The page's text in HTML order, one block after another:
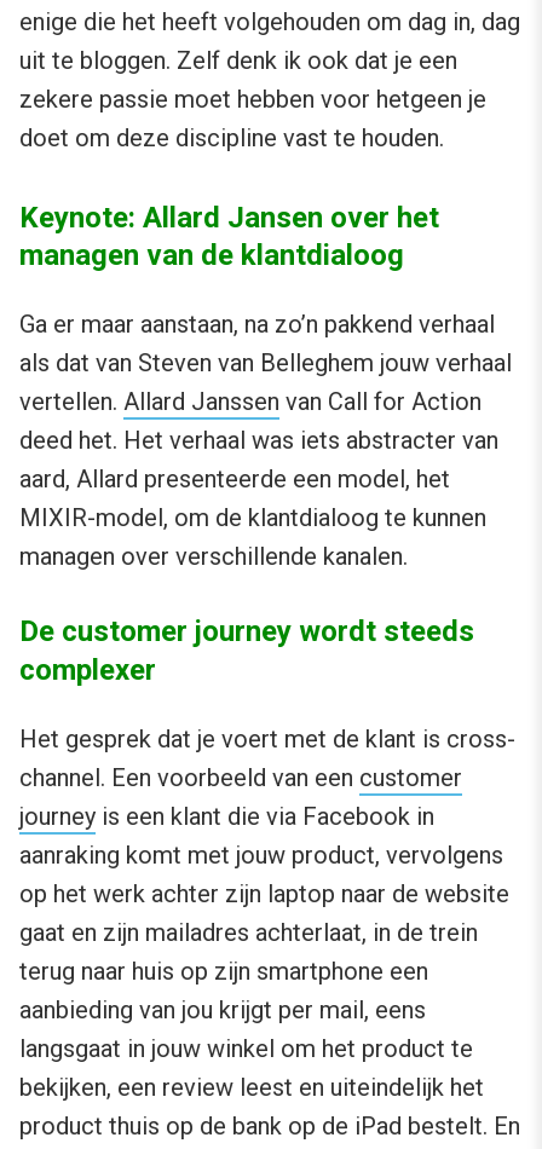
enige die het heeft volgehouden om dag in, dag
uit te bloggen. Zelf denk ik ook dat je een
zekere passie moet hebben voor hetgeen je
doet om deze discipline vast te houden.
Keynote: Allard Jansen over het
managen van de klantdialoog
Ga er maar aanstaan, na zo’n pakkend verhaal
als dat van Steven van Belleghem jouw verhaal
vertellen. Allard Janssen van Call for Action
deed het. Het verhaal was iets abstracter van
aard, Allard presenteerde een model, het
MIXIR-model, om de klantdialoog te kunnen
managen over verschillende kanalen.
De customer journey wordt steeds
complexer
Het gesprek dat je voert met de klant is cross-
channel. Een voorbeeld van een customer
journey is een klant die via Facebook in
aanraking komt met jouw product, vervolgens
op het werk achter zijn laptop naar de website
gaat en zijn mailadres achterlaat, in de trein
terug naar huis op zijn smartphone een
aanbieding van jou krijgt per mail, eens
langsgaat in jouw winkel om het product te
bekijken, een review leest en uiteindelijk het
product thuis op de bank op de iPad bestelt. En